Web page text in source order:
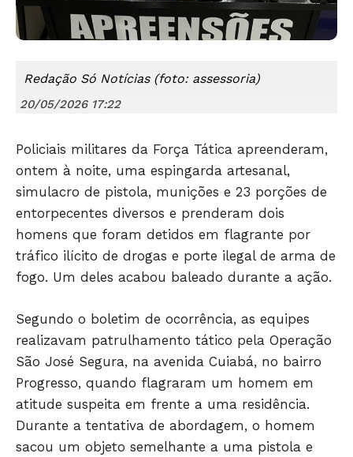
Só Notícias
Redação Só Notícias (foto: assessoria)
20/05/2026 17:22
Policiais militares da Força Tática apreenderam,
ontem à noite, uma espingarda artesanal,
simulacro de pistola, munições e 23 porções de
entorpecentes diversos e prenderam dois
homens que foram detidos em flagrante por
tráfico ilícito de drogas e porte ilegal de arma de
fogo. Um deles acabou baleado durante a ação.
Segundo o boletim de ocorrência, as equipes
realizavam patrulhamento tático pela Operação
São José Segura, na avenida Cuiabá, no bairro
Progresso, quando flagraram um homem em
atitude suspeita em frente a uma residência.
Durante a tentativa de abordagem, o homem
sacou um objeto semelhante a uma pistola e